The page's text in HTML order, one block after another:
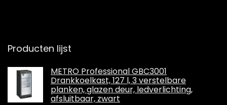
Producten lijst
METRO Professional GBC3001
Drankkoelkast, 127 l, 3 verstelbare
planken, glazen deur, ledverlichting,
afsluitbaar, zwart